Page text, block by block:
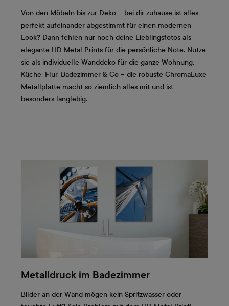
Von den Möbeln bis zur Deko – bei dir zuhause ist alles
perfekt aufeinander abgestimmt für einen modernen
Look? Dann fehlen nur noch deine Lieblingsfotos als
elegante HD Metal Prints für die persönliche Note. Nutze
sie als individuelle Wanddeko für die ganze Wohnung.
Küche, Flur, Badezimmer & Co – die robuste ChromaLuxe
Metallplatte macht so ziemlich alles mit und ist
besonders langlebig.
Metalldruck im Badezimmer
Bilder an der Wand mögen kein Spritzwasser oder